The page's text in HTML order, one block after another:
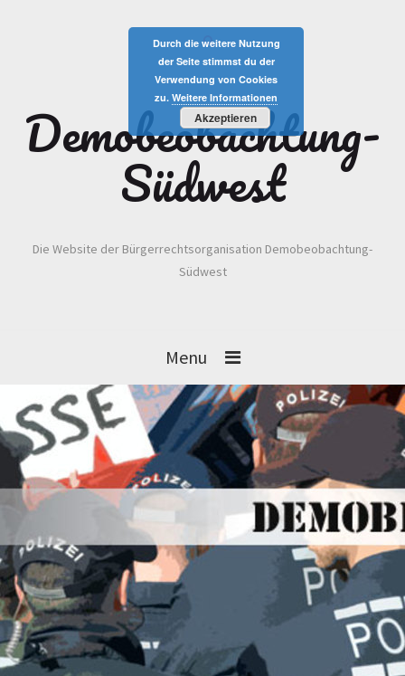
Demobeobachtung-
Südwest
Die Website der Bürgerrechtsorganisation Demobeobachtung-
Südwest
Menu
Durch die weitere Nutzung
der Seite stimmst du der
Verwendung von Cookies
zu. Weitere Informationen
Akzeptieren